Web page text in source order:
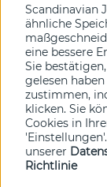
hier an.
Scandinavian
ähnliche
eine bessere
Sie
gelesen
zustimmen,
klicken. Sie
Cookies in
unserer
Richtlinie